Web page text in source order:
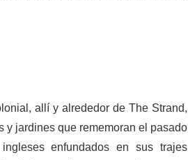
allí y alrededor de The Strand,
y jardines que rememoran el pasado
enfundados en sus trajes